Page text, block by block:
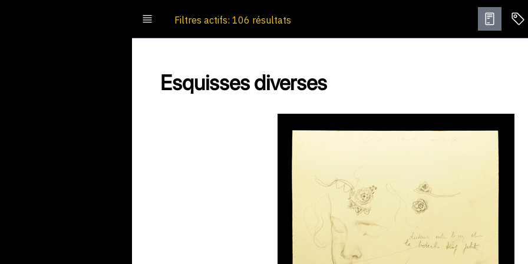
Filtres actifs: 106 résultats
Esquisses diverses